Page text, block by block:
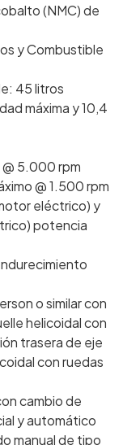
(NMC) de
y Combustible
45 litros
máxima y 10,4
@ 5.000 rpm
@ 1.500 rpm
eléctrico) y
potencia
o similar con
helicoidal con
trasera de eje
con ruedas
cambio de
y automático
manual de tipo